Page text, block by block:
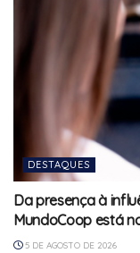
DESTAQUES
Da presença à
MundoCoop está
5 DE AGOSTO DE 2026